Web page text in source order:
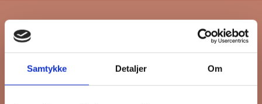
Samtykke Detaljer Om
Tilmeld dig FB